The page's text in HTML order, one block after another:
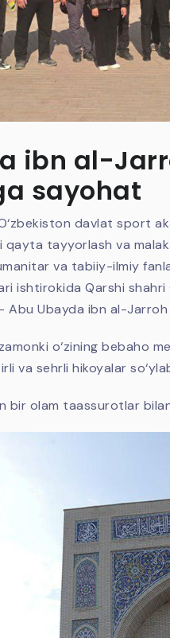
ibn al-
sayohat
davlat sport
qayta tayyorlash va
va tabiiy-ilmiy
ishtirokida Qarshi shahri
Abu Ubayda ibn al-
o‘zining bebaho
va sehrli hikoyalar
bir olam taassurotlar